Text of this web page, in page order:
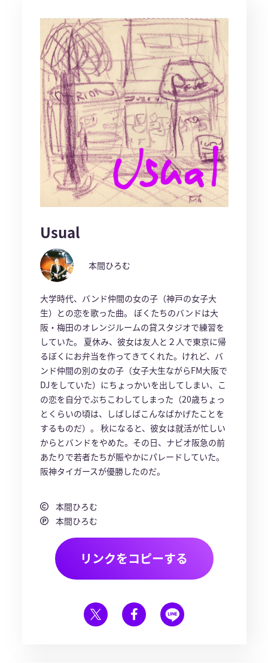
Usual
本間ひろむ
大学時代、バンド仲間の女の子（神戸の女子大
生）との恋を歌った曲。 ぼくたちのバンドは大
阪・梅田のオレンジルームの貸スタジオで練習を
していた。 夏休み、彼女は友人と２人で東京に帰
るぼくにお弁当を作ってきてくれた。けれど、バ
ンド仲間の別の女の子（女子大生ながらFM大阪で
DJをしていた）にちょっかいを出してしまい、こ
の恋を自分でぶちこわしてしまった（20歳ちょっ
とくらいの頃は、しばしばこんなばかげたことを
するものだ）。 秋になると、彼女は就活が忙しい
からとバンドをやめた。その日、ナビオ阪急の前
あたりで若者たちが賑やかにパレードしていた。
阪神タイガースが優勝したのだ。
本間ひろむ
本間ひろむ
リンクをコピーする